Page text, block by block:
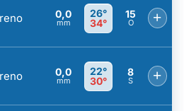
0,0
mm
26°
34°
15
O +
0,0
mm
22°
30°
8
S +